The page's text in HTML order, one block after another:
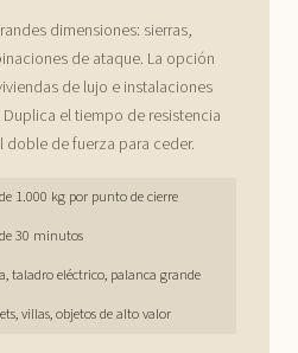
dimensiones: sierras,
de ataque. La opción
de lujo e instalaciones
el tiempo de resistencia
doble de fuerza para ceder.
1.000 kg por punto de cierre
30 minutos
taladro eléctrico, palanca grande
villas, objetos de alto valor